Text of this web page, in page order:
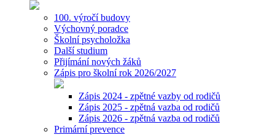
100. výročí budovy
Výchovný poradce
Školní psycholožka
Další studium
Přijímání nových žáků
Zápis pro školní rok 2026/2027
Zápis 2024 - zpětné vazby od rodičů
Zápis 2025 - zpětná vazba od rodičů
Zápis 2026 - zpětná vazba od rodičů
Primární prevence